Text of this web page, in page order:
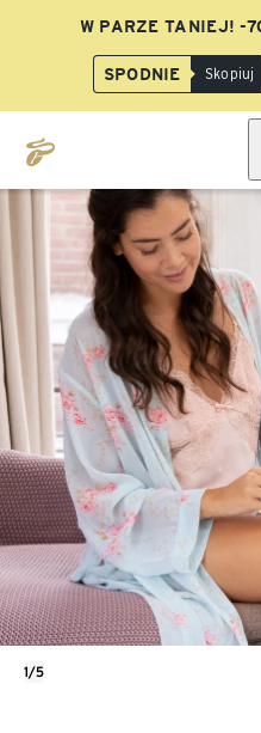
W PARZE TANIEJ! -
SPODNIE Skopiuj
1/5